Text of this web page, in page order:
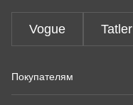
Vogue Tatler
Покупателям